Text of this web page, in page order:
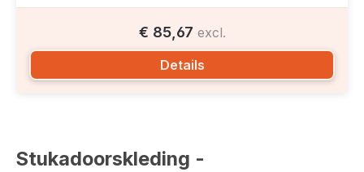
€ 85,67 excl.
Details
Stukadoorskleding -